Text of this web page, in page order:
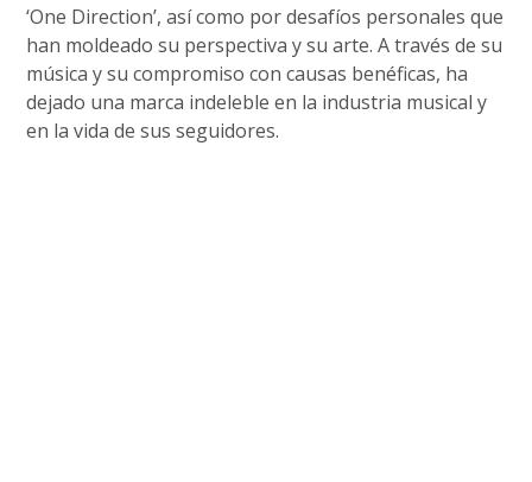
‘One Direction’, así como por desafíos personales que
han moldeado su perspectiva y su arte. A través de su
música y su compromiso con causas benéficas, ha
dejado una marca indeleble en la industria musical y
en la vida de sus seguidores.